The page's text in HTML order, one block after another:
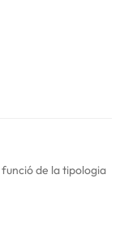
de la tipologia